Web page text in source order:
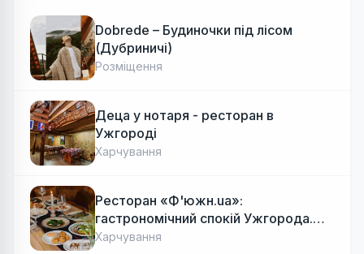
Dobrede – Будиночки під лісом
(Дубриничі)
Розміщення
Деца у нотаря - ресторан в
Ужгороді
Харчування
Ресторан «Ф'южн.ua»:
гастрономічний спокій Ужгорода.
Авторська локальна кухня, затишок
Харчування